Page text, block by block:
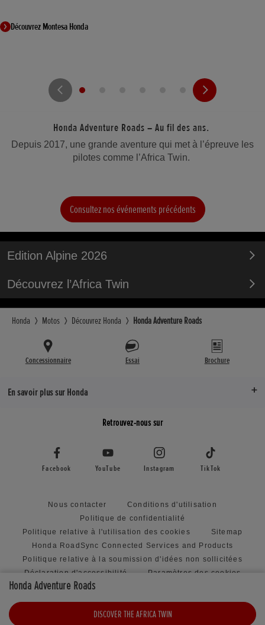
Honda Adventure Roads
DISCOVER THE AFRICA TWIN
Découvrez Montesa Honda
Honda Adventure Roads – Au fil des ans.
Depuis 2017, une grande aventure qui met à l’épreuve les
pilotes comme l’Africa Twin.
Consultez nos événements précédents
Edition Alpine 2026
Découvrez l’Africa Twin
Honda Motos Découvrez Honda Honda Adventure Roads
Concessionnaire Essai Brochure
En savoir plus sur Honda
Retrouvez-nous sur
Facebook YouTube Instagram TikTok
Nous contacter
Conditions d'utilisation
Politique de confidentialité
Politique relative à l'utilisation des cookies
Sitemap
Honda RoadSync Connected Services and Products
Politique relative à la soumission d'idées non sollicitées
Déclaration d'accessibilité
Paramètres des cookies